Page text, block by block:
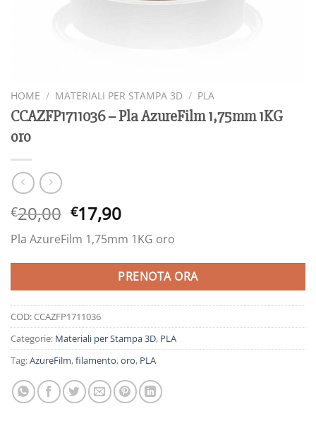
HOME / MATERIALI PER STAMPA 3D / PLA
CCAZFP1711036 – Pla AzureFilm 1,75mm 1KG
oro
€20,00 Il
prezzo
originale
era:
€20,00.
€17,90Il
prezzo
attuale
è:
€17,90.
Pla AzureFilm 1,75mm 1KG oro
PRENOTA ORA
COD:CCAZFP1711036
Categorie: Materiali per Stampa 3D, PLA
Tag:AzureFilm,filamento,oro, PLA